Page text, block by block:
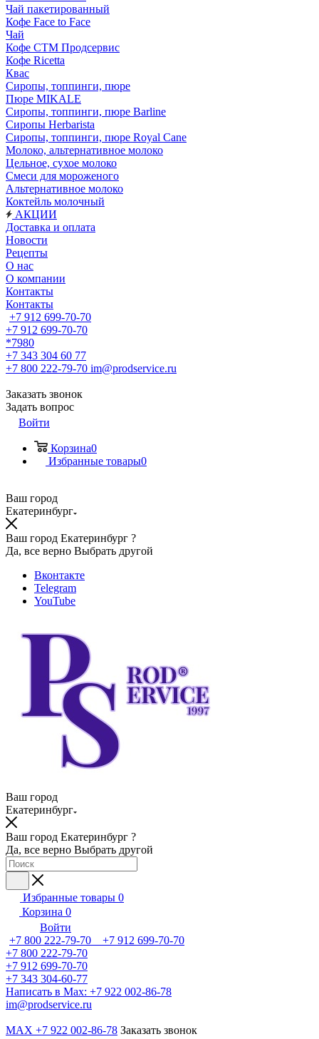
Чай пакетированный
Кофе Face to Face
Чай
Кофе СТМ Продсервис
Кофе Ricetta
Квас
Сиропы, топпинги, пюре
Пюре MIKALE
Сиропы, топпинги, пюре Barline
Сиропы Herbarista
Сиропы, топпинги, пюре Royal Cane
Молоко, альтернативное молоко
Цельное, сухое молоко
Смеси для мороженого
Альтернативное молоко
Коктейль молочный
АКЦИИ
Доставка и оплата
Новости
Рецепты
О нас
О компании
Контакты
Контакты
+7 912 699-70-70
+7 912 699-70-70
*7980
+7 343 304 60 77
+7 800 222-79-70 im@prodservice.ru
Заказать звонок
Задать вопрос
Войти
Корзина0
Избранные товары0
Ваш город
Екатеринбург
Ваш город Екатеринбург ?
Да, все верно Выбрать другой
Вконтакте
Telegram
YouTube
Ваш город
Екатеринбург
Ваш город Екатеринбург ?
Да, все верно Выбрать другой
Избранные товары 0
Корзина 0
Войти
+7 800 222-79-70 +7 912 699-70-70
+7 800 222-79-70
+7 912 699-70-70
+7 343 304-60-77
Написать в Max: +7 922 002-86-78
im@prodservice.ru
MAX +7 922 002-86-78 Заказать звонок